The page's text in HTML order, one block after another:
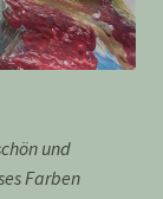
und
Farben